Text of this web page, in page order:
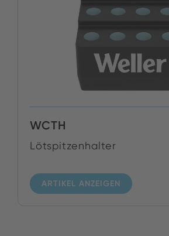
WCTH
Lötspitzenhalter
ARTIKEL ANZEIGEN